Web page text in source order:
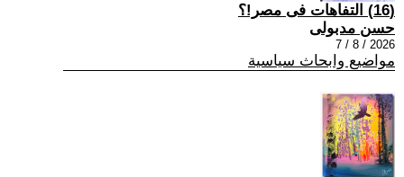
(16) التفاهات فى مصر!؟
حسن مدبولى
2026 / 8 / 7
مواضيع وابحاث سياسية